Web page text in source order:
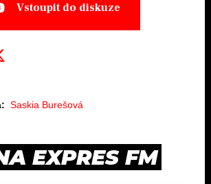
Vstoupit do diskuze
Saskia Burešová
EXPRES FM